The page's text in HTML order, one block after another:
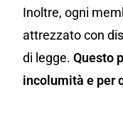
Inoltre, ogni
attrezzato con
di legge. Questo
incolumità e per